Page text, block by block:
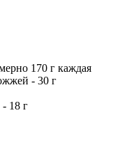
170 г каждая
- 30 г
- 18 г